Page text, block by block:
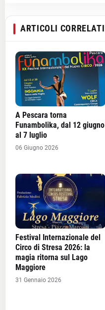
ARTICOLI CORRELATI
A Pescara torna
Funambolika, dal 12 giugno
al 7 luglio
06 Giugno 2026
Festival Internazionale del
Circo di Stresa 2026: la
magia ritorna sul Lago
Maggiore
31 Gennaio 2026